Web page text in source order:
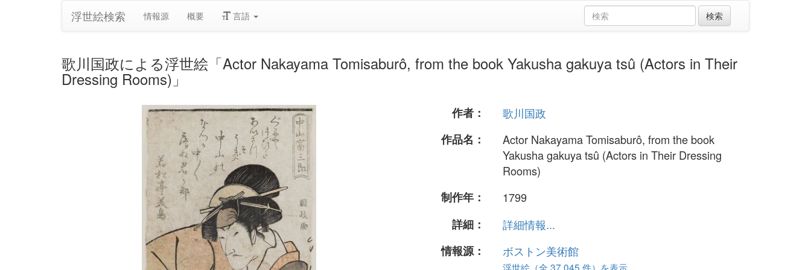
浮世絵検索 情報源 概要 言語
歌川国政による浮世絵「Actor Nakayama Tomisaburô, from the book Yakusha gakuya tsû (Actors in Their
Dressing Rooms)」
作者：
歌川国政
作品名：
Actor Nakayama Tomisaburô, from the book
Yakusha gakuya tsû (Actors in Their Dressing
Rooms)
制作年：
1799
詳細：
詳細情報...
情報源：
ボストン美術館
浮世絵（全 37,045 件）を表示...